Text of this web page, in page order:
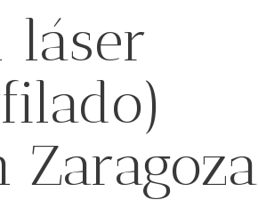
láser
Zaragoza